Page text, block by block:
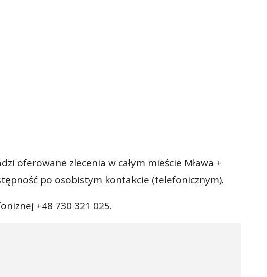
oferowane zlecenia w całym mieście Mława +
po osobistym kontakcie (telefonicznym).
+48 730 321 025.